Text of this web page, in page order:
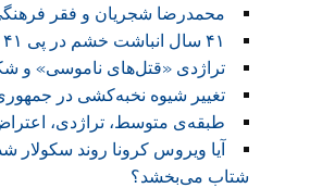
محمدرضا شجریان و فقر
۴۱ سال انباشت خشم در پی ۴۱ سال سیاست اعدام
تراژدی «قتل‌های ناموسی» و
تغییر شیوه نخبه‌کشی در
طبقه‌ی متوسط، تراژدی،
آیا ویروس کرونا روند سکولار
شتاب می‌بخشد؟